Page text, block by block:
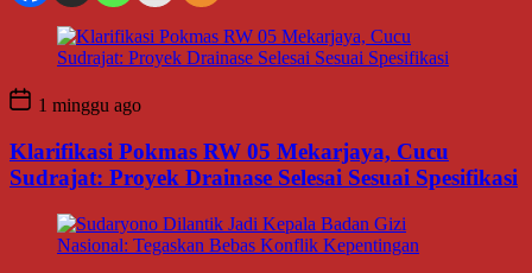
1 minggu ago
Klarifikasi Pokmas RW 05 Mekarjaya, Cucu
Sudrajat: Proyek Drainase Selesai Sesuai Spesifikasi